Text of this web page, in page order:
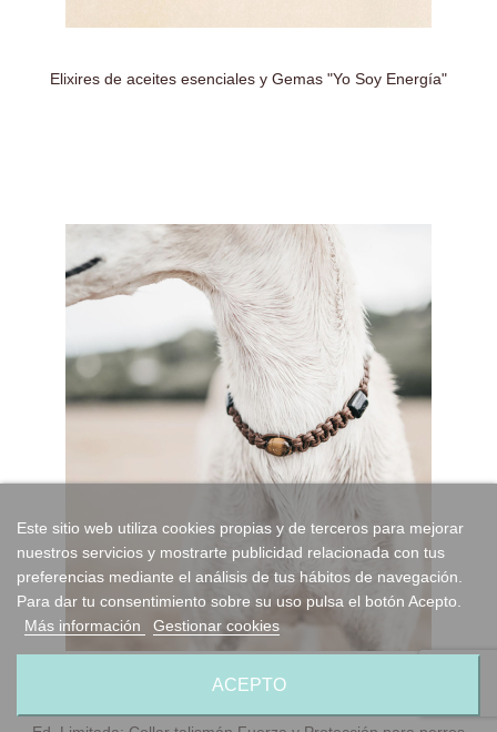
Elixires de aceites esenciales y Gemas "Yo Soy Energía"
Este sitio web utiliza cookies propias y de terceros para mejorar
nuestros servicios y mostrarte publicidad relacionada con tus
preferencias mediante el análisis de tus hábitos de navegación.
Para dar tu consentimiento sobre su uso pulsa el botón Acepto.
Más información
Gestionar cookies
ACEPTO